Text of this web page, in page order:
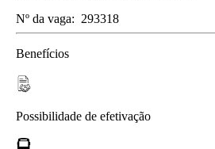
Nº da vaga: 293318
Benefícios
Possibilidade de efetivação